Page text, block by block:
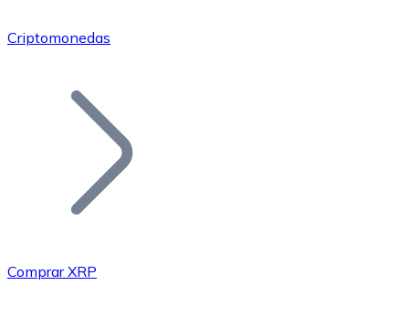
Únete a nuestra red de distribuidores.
Añade tu proyecto a nuestro ecosistema.
Criptomonedas
Comprar XRP